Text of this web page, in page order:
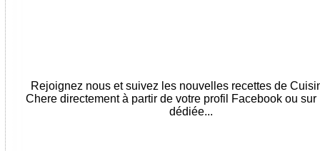
Rejoignez nous et suivez les nouvelles recettes de
Chere directement à partir de votre profil Facebook ou sur
dédiée...